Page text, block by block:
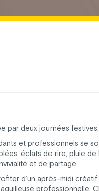
par deux journées
et professionnels se
éclats de rire, pluie
et de partage.
d’un après-midi
professionnelle.